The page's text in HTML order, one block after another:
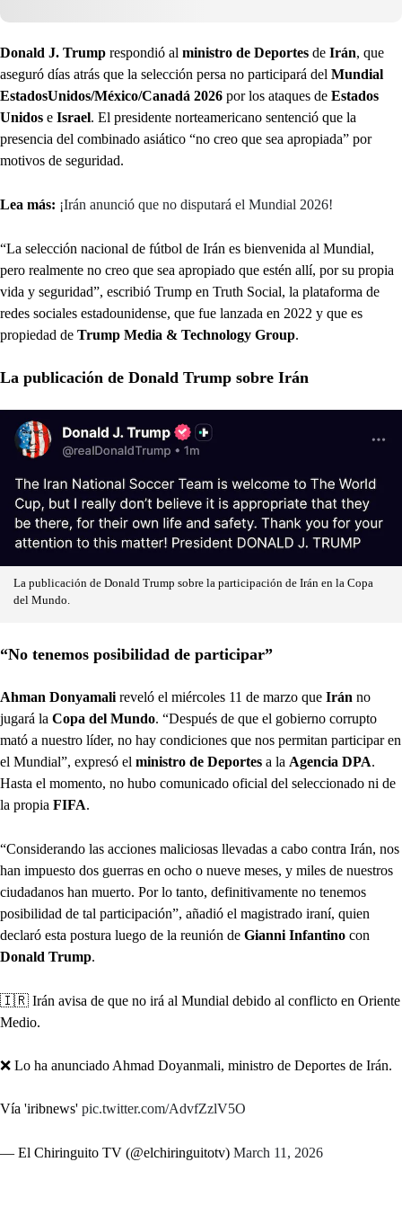
Donald J. Trump respondió al ministro de Deportes de Irán, que
aseguró días atrás que la selección persa no participará del Mundial
EstadosUnidos/México/Canadá 2026 por los ataques de Estados
Unidos e Israel. El presidente norteamericano sentenció que la
presencia del combinado asiático “no creo que sea apropiada” por
motivos de seguridad.
Lea más: ¡Irán anunció que no disputará el Mundial 2026!
“La selección nacional de fútbol de Irán es bienvenida al Mundial,
pero realmente no creo que sea apropiado que estén allí, por su propia
vida y seguridad”, escribió Trump en Truth Social, la plataforma de
redes sociales estadounidense, que fue lanzada en 2022 y que es
propiedad de Trump Media & Technology Group.
La publicación de Donald Trump sobre Irán
La publicación de Donald Trump sobre la participación de Irán en la Copa
del Mundo.
“No tenemos posibilidad de participar”
Ahman Donyamali reveló el miércoles 11 de marzo que Irán no
jugará la Copa del Mundo. “Después de que el gobierno corrupto
mató a nuestro líder, no hay condiciones que nos permitan participar en
el Mundial”, expresó el ministro de Deportes a la Agencia DPA.
Hasta el momento, no hubo comunicado oficial del seleccionado ni de
la propia FIFA.
“Considerando las acciones maliciosas llevadas a cabo contra Irán, nos
han impuesto dos guerras en ocho o nueve meses, y miles de nuestros
ciudadanos han muerto. Por lo tanto, definitivamente no tenemos
posibilidad de tal participación”, añadió el magistrado iraní, quien
declaró esta postura luego de la reunión de Gianni Infantino con
Donald Trump.
🇮🇷 Irán avisa de que no irá al Mundial debido al conflicto en Oriente
Medio.
❌ Lo ha anunciado Ahmad Doyanmali, ministro de Deportes de Irán.
Vía 'iribnews' pic.twitter.com/AdvfZzlV5O
— El Chiringuito TV (@elchiringuitotv) March 11, 2026